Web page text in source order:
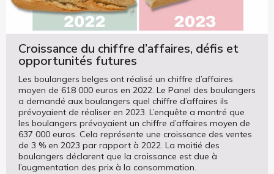
Croissance du chiffre d’affaires, défis et
opportunités futures
Les boulangers belges ont réalisé un chiffre d’affaires
moyen de 618 000 euros en 2022. Le Panel des boulangers
a demandé aux boulangers quel chiffre d’affaires ils
prévoyaient de réaliser en 2023. L’enquête a montré que
les boulangers prévoyaient un chiffre d’affaires moyen de
637 000 euros. Cela représente une croissance des ventes
de 3 % en 2023 par rapport à 2022. La moitié des
boulangers déclarent que la croissance est due à
l’augmentation des prix à la consommation.